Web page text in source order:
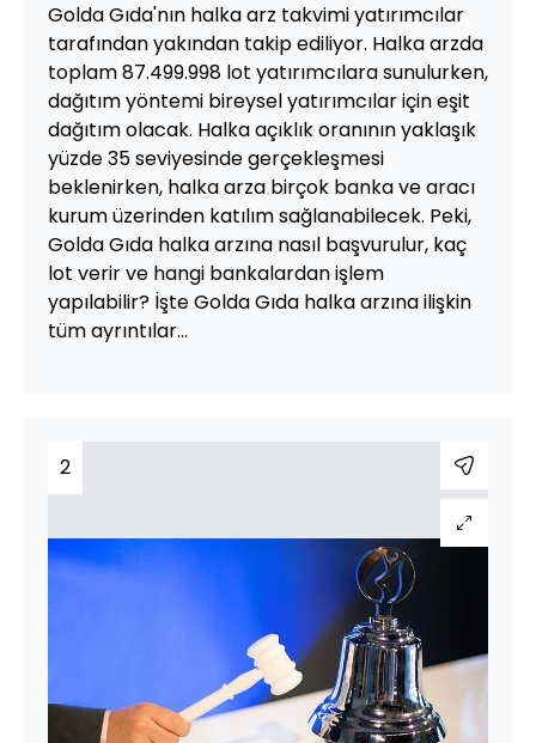
Golda Gıda'nın halka arz takvimi yatırımcılar
tarafından yakından takip ediliyor. Halka arzda
toplam 87.499.998 lot yatırımcılara sunulurken,
dağıtım yöntemi bireysel yatırımcılar için eşit
dağıtım olacak. Halka açıklık oranının yaklaşık
yüzde 35 seviyesinde gerçekleşmesi
beklenirken, halka arza birçok banka ve aracı
kurum üzerinden katılım sağlanabilecek. Peki,
Golda Gıda halka arzına nasıl başvurulur, kaç
lot verir ve hangi bankalardan işlem
yapılabilir? İşte Golda Gıda halka arzına ilişkin
tüm ayrıntılar...
2